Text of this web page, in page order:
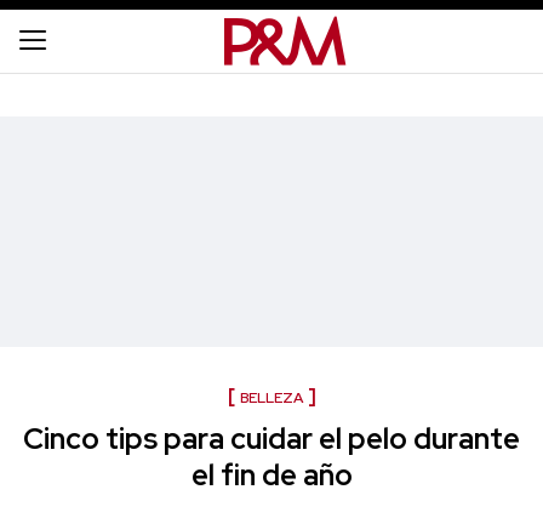
BELLEZA
Cinco tips para cuidar el pelo durante
el fin de año